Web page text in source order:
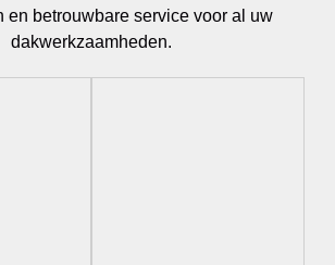
en betrouwbare service voor al uw
dakwerkzaamheden.